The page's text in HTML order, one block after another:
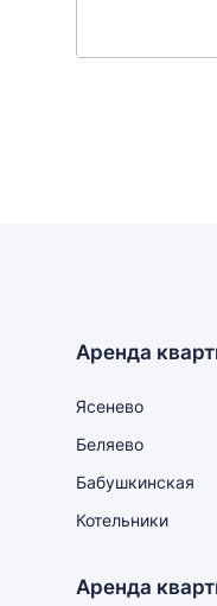
Аренда
Ясенево
Беляево
Бабушкинская
Котельники
Аренда